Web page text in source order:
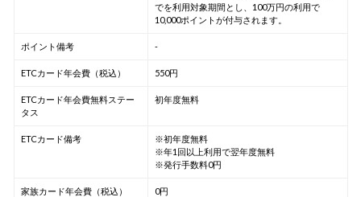
でを利用対象期間とし、100万円の利用で
10,000ポイントが付与されます。
ポイント備考 -
ETCカード年会費（税込） 550円
ETCカード年会費無料ステー
タス
初年度無料
ETCカード備考
※初年度無料
※年1回以上利用で翌年度無料
※発行手数料0円
家族カード年会費（税込） 0円